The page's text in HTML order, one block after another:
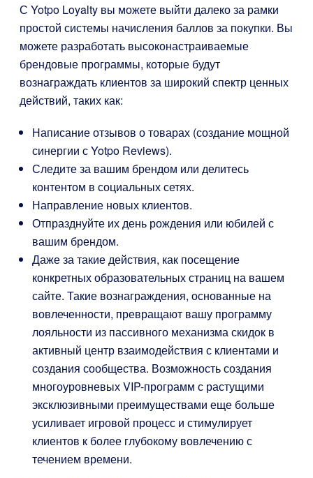
С Yotpo Loyalty вы можете выйти далеко за рамки
простой системы начисления баллов за покупки. Вы
можете разработать высоконастраиваемые
брендовые программы, которые будут
вознаграждать клиентов за широкий спектр ценных
действий, таких как:
Написание отзывов о товарах (создание мощной
синергии с Yotpo Reviews).
Следите за вашим брендом или делитесь
контентом в социальных сетях.
Направление новых клиентов.
Отпразднуйте их день рождения или юбилей с
вашим брендом.
Даже за такие действия, как посещение
конкретных образовательных страниц на вашем
сайте. Такие вознаграждения, основанные на
вовлеченности, превращают вашу программу
лояльности из пассивного механизма скидок в
активный центр взаимодействия с клиентами и
создания сообщества. Возможность создания
многоуровневых VIP-программ с растущими
эксклюзивными преимуществами еще больше
усиливает игровой процесс и стимулирует
клиентов к более глубокому вовлечению с
течением времени.